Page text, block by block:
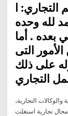
التجاري: ا
لله وحده
بعده . أما
التى
على ذلك
التجاري
التجارية،
تجارية استغلت